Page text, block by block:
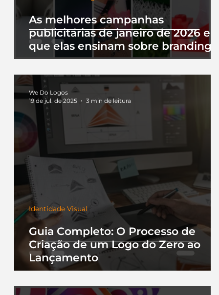
As melhores campanhas
publicitárias de janeiro de 2026 e
que elas ensinam sobre branding
Guia Completo: O Processo de
Criação de um Logo do Zero ao
Lançamento
Identidade Visual
We Do Logos
19 de jul. de 2025
3 min de leitura